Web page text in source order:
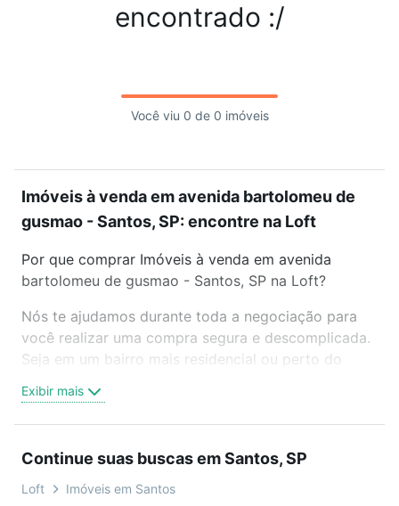
encontrado :/
Você viu 0 de 0 imóveis
Imóveis à venda em avenida bartolomeu de
gusmao - Santos, SP: encontre na Loft
Por que comprar Imóveis à venda em avenida
bartolomeu de gusmao - Santos, SP na Loft?
Nós te ajudamos durante toda a negociação para
você realizar uma compra segura e descomplicada.
Seja em um bairro mais residencial ou perto do
oferta ideal de Imóveis à venda em avenida
bartolomeu de gusmao - Santos, SP para conquistar
videochamada, é grátis, sem compromisso e você
ainda conta com mais de 46 mil corretores e
Exibir mais
Continue suas buscas em Santos, SP
Loft Imóveis em Santos